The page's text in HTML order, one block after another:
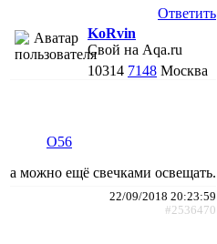
Ответить
KoRvin
Свой на Aqa.ru
10314 7148 Москва
O56
а можно ещё свечками освещать.
22/09/2018 20:23:59
#2536470